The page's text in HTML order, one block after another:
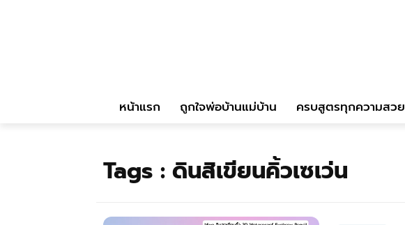
หน้าแรก ถูกใจพ่อบ้านแม่บ้าน ครบสูตรทุกความสวย
Tags : ดินสิเขียนคิ้วเซเว่น